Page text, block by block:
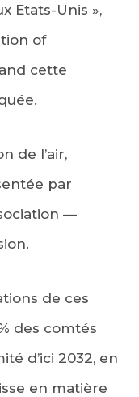
Etats-Unis »,
of
cette
de l’air,
par
—
de ces
des comtés
d’ici 2032, en
en matière